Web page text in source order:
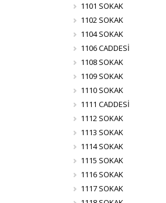
1101 SOKAK
1102 SOKAK
1104 SOKAK
1106 CADDESİ
1108 SOKAK
1109 SOKAK
1110 SOKAK
1111 CADDESİ
1112 SOKAK
1113 SOKAK
1114 SOKAK
1115 SOKAK
1116 SOKAK
1117 SOKAK